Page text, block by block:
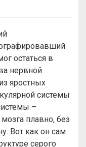
остаться в
нервной
яростных
системы
–
плавно, без
Вот как он сам
серого